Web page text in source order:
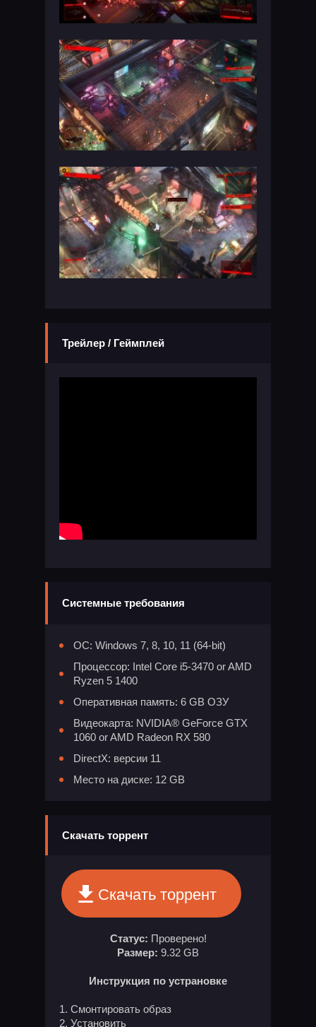
Трейлер / Геймплей
Системные требования
ОС: Windows 7, 8, 10, 11 (64-bit)
Процессор: Intel Core i5-3470 or AMD
Ryzen 5 1400
Оперативная память: 6 GB ОЗУ
Видеокарта: NVIDIA® GeForce GTX
1060 or AMD Radeon RX 580
DirectX: версии 11
Место на диске: 12 GB
Скачать торрент
Скачать торрент
Статус: Проверено!
Размер: 9.32 GB
Инструкция по устрановке
1. Смонтировать образ
2. Установить